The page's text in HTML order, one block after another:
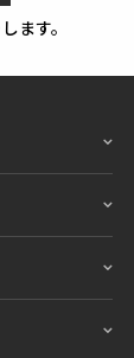
ます。